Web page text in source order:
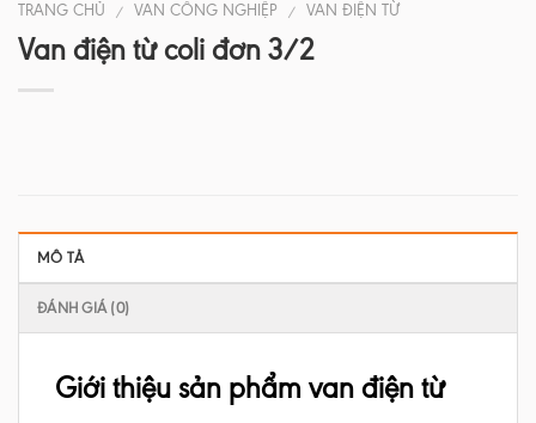
TRANG CHỦ / VAN CÔNG NGHIỆP / VAN ĐIỆN TỪ
Van điện từ coli đơn 3/2
MÔ TẢ
ĐÁNH GIÁ (0)
Giới thiệu sản phẩm van điện từ